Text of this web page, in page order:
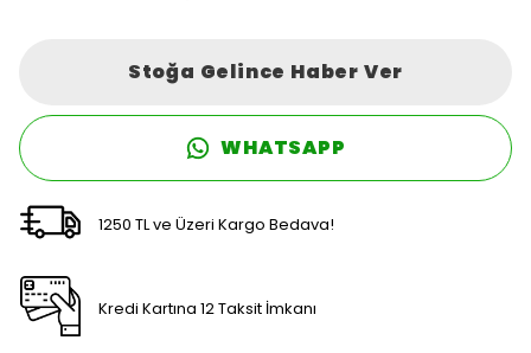
Stoğa Gelince Haber Ver
WHATSAPP
1250 TL ve Üzeri Kargo Bedava!
Kredi Kartına 12 Taksit İmkanı